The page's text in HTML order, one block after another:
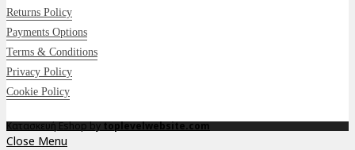
Returns Policy
Payments Options
Terms & Conditions
Privacy Policy
Cookie Policy
Κατασκευή Eshop bytoplevelwebsite.com
Close Menu